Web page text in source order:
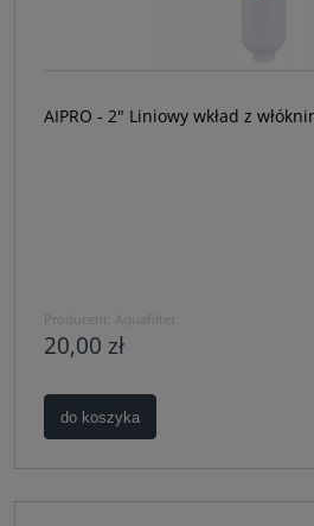
AIPRO - 2" Liniowy wkład z
Producent: Aquafilter
20,00 zł
do koszyka